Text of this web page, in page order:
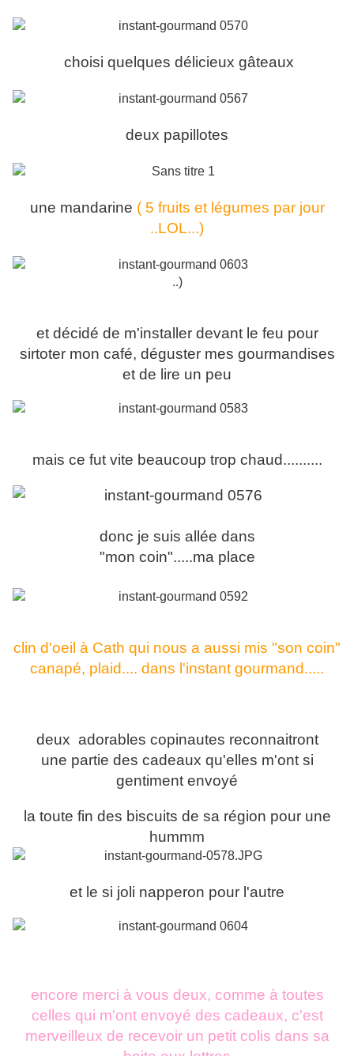
choisi quelques délicieux gâteaux
deux papillotes
une mandarine ( 5 fruits et légumes par jour
..LOL...)
..)
et décidé de m'installer devant le feu pour
sirtoter mon café, déguster mes gourmandises
et de lire un peu
mais ce fut vite beaucoup trop chaud..........
donc je suis allée dans
"mon coin".....ma place
clin d'oeil à Cath qui nous a aussi mis "son coin"
canapé, plaid.... dans l'instant gourmand.....
deux adorables copinautes reconnaitront
une partie des cadeaux qu'elles m'ont si
gentiment envoyé
la toute fin des biscuits de sa région pour une
hummm
et le si joli napperon pour l'autre
encore merci à vous deux, comme à toutes
celles qui m'ont envoyé des cadeaux, c'est
merveilleux de recevoir un petit colis dans sa